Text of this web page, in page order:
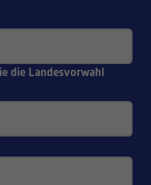
die Landesvorwahl